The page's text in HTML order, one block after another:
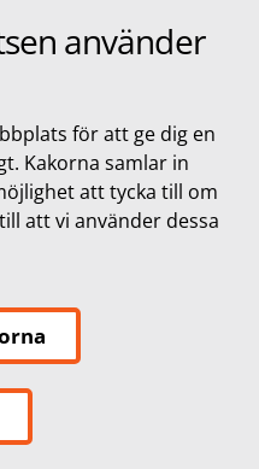
använder
för att ge dig en
Kakorna samlar in
att tycka till om
att vi använder dessa